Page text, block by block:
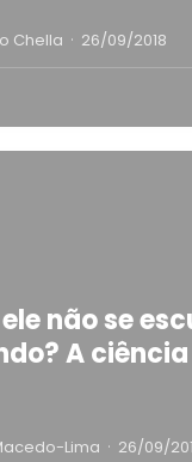
Chella · 26/09/2018
não se
A
Lima · 26/09/